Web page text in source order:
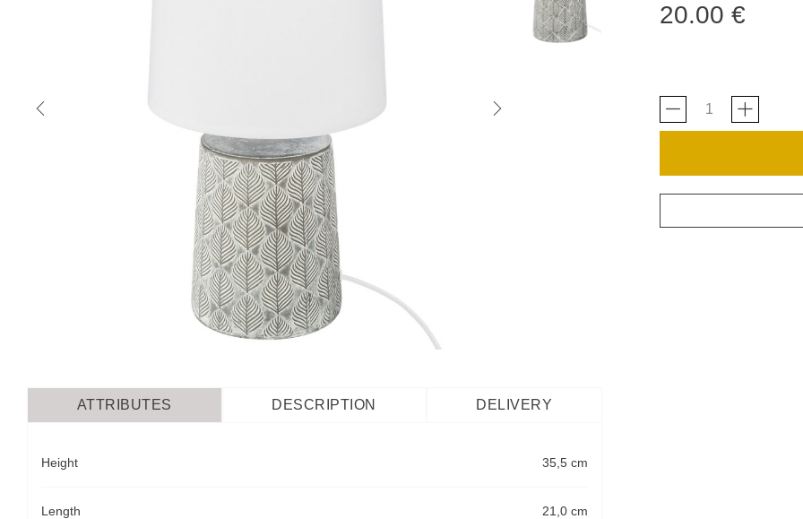
20.00 €
ATTRIBUTES DESCRIPTION DELIVERY
Height 35,5 cm
Length 21,0 cm